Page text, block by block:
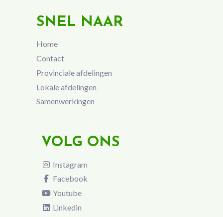
SNEL NAAR
Home
Contact
Provinciale afdelingen
Lokale afdelingen
Samenwerkingen
VOLG ONS
Instagram
Facebook
Youtube
Linkedin